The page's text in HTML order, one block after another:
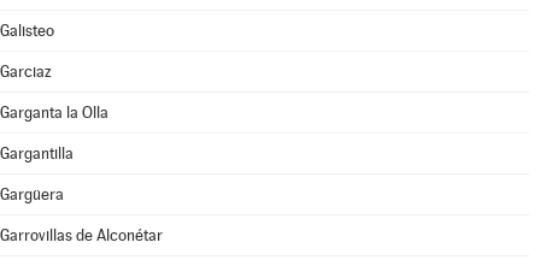
Galisteo
Garciaz
Garganta la Olla
Gargantilla
Gargüera
Garrovillas de Alconétar